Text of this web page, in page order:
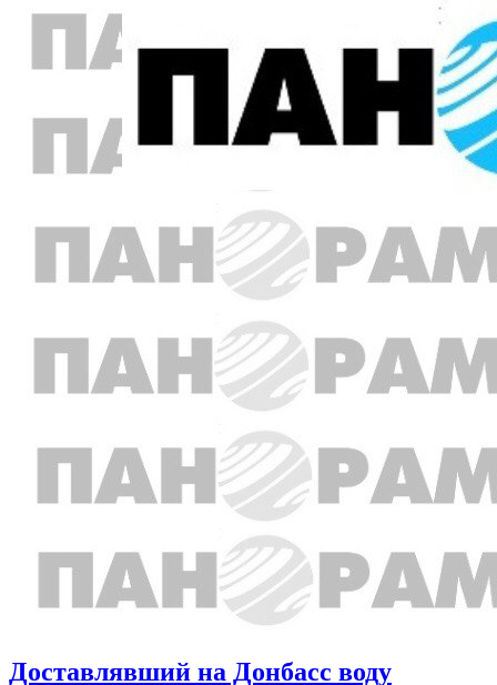
Доставлявший на Донбасс воду